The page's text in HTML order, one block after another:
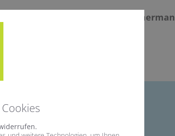
beraten. Haustechnik